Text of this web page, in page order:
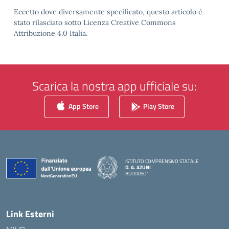
Eccetto dove diversamente specificato, questo articolo è
stato rilasciato sotto Licenza Creative Commons
Attribuzione 4.0 Italia.
Scarica la nostra app ufficiale su:
App Store Play Store
ISTITUTO COMPRENSIVO STATALE
D. A. AZUNI
BUDDUSO'
Link Esterni